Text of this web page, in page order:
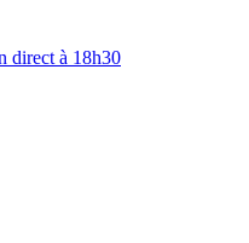
direct à 18h30